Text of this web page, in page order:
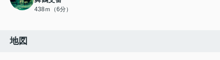
438ｍ（6分）
地図